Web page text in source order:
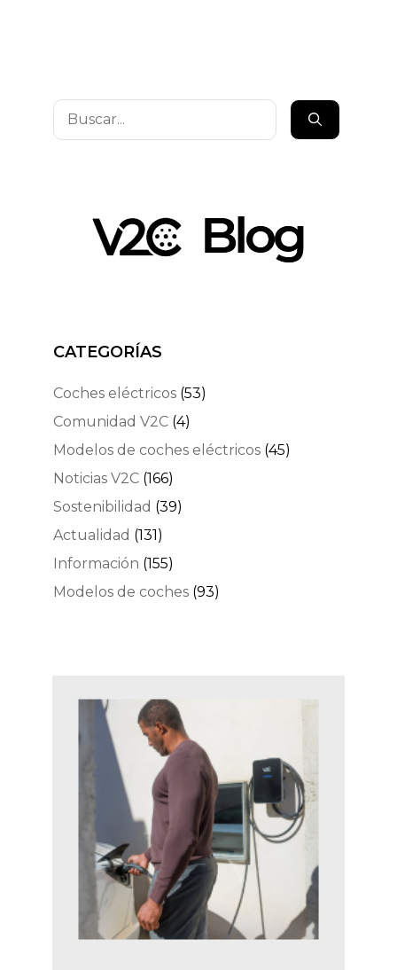
Buscar:
CATEGORÍAS
Coches eléctricos (53)
Comunidad V2C (4)
Modelos de coches eléctricos (45)
Noticias V2C (166)
Sostenibilidad (39)
Actualidad (131)
Información (155)
Modelos de coches (93)